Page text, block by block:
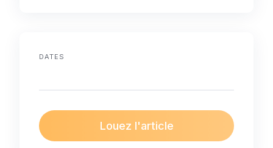
DATES
Louez l'article